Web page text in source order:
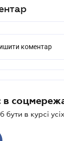
коментар
в
бути в курсі